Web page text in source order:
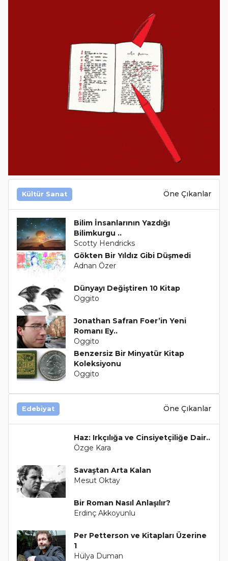
Kültür Sanat Öne Çıkanlar
Bilim İnsanlarının Yazdığı
Bilimkurgu ..
Scotty Hendricks
Gökten Bir Yıldız Gibi Düşmedi
Adnan Özer
Dünyayı Değiştiren 10 Kitap
Oggito
Jonathan Safran Foer’in Yeni
Romanı Ey..
Oggito
Benzersiz Bir Minyatür Kitap
Koleksiyonu
Oggito
Edebiyat Öne Çıkanlar
Haz: Irkçılığa ve Cinsiyetçiliğe Dair..
Özge Kara
Savaştan Arta Kalan
Mesut Oktay
Bir Roman Nasıl Anlaşılır?
Erdinç Akkoyunlu
Per Petterson ve Kitapları Üzerine
1
Hülya Duman